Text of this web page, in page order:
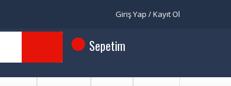
Giriş Yap / Kayıt Ol
Sepetim